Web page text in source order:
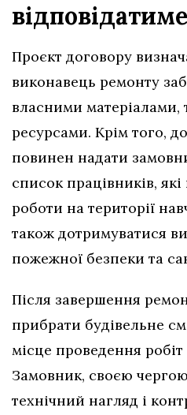
Проєкт договору
виконавець ремонту
власними матеріалами,
ресурсами. Крім того,
повинен надати
список працівників,
роботи на території
також дотримуватися
пожежної безпеки та
Після завершення
прибрати будівельне
місце проведення
Замовник, своєю
технічний нагляд і